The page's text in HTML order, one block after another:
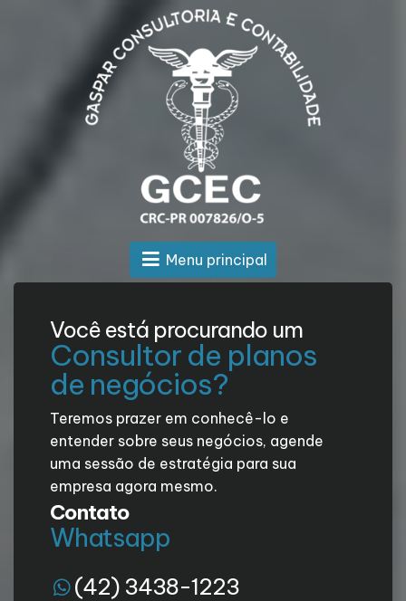
Menu principal
Você está procurando um
Consultor de planos
de negócios?
Teremos prazer em conhecê-lo e
entender sobre seus negócios, agende
uma sessão de estratégia para sua
empresa agora mesmo.
Contato
Whatsapp
(42) 3438-1223